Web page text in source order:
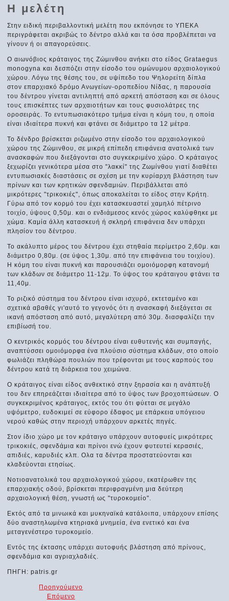
Η μελέτη
Στην ειδική περιβαλλοντική μελέτη που εκπόνησε το ΥΠΕΚΑ
περιγράφεται ακριβώς το δέντρο αλλά και τα όσα προβλέπεται να
γίνουν ή οι απαγορεύσεις.
Ο αιωνόβιος κράταιγος της Ζώμινθου ανήκει στο είδος Grataegus
monogyna και δεσπόζει στην είσοδο του ομώνυμου αρχαιολογικού
χώρου. Λόγω της θέσης του, σε υψίπεδο του Ψηλορείτη δίπλα
στον επαρχιακό δρόμο Ανωγείων-οροπεδίου Νίδας, η παρουσία
του δέντρου γίνεται αντιληπτή από αρκετή απόσταση και σε όλους
τους επισκέπτες των αρχαιοτήτων και τους φυσιολάτρες της
οροσειράς. Το εντυπωσιακότερο τμήμα είναι η κόμη του, η οποία
είναι ιδιαίτερα πυκνή και φτάνει σε διάμετρο τα 12 μέτρα.
Το δένδρο βρίσκεται ριζωμένο στην είσοδο του αρχαιολογικού
χώρου της Ζώμινθου, σε μικρή επίπεδη επιφάνεια ανατολικά των
ανασκαφών που διεξάγονται στο συγκεκριμένο χώρο. Ο κράταιγος
ξεχωρίζει γενικότερα μέσα στο "λακκί" της Ζωμίνθου γιατί διαθέτει
εντυπωσιακές διαστάσεις σε σχέση με την κυρίαρχη βλάστηση των
πρίνων και των κρητικών σφενδαμιών. Περιβάλλεται από
μικρότερες "τρικοκιές", όπως αποκαλείται το είδος στην Κρήτη.
Γύρω από τον κορμό του έχει κατασκευαστεί χαμηλό πέτρινο
τοιχίο, ύψους 0,50μ. και ο ενδιάμεσος κενός χώρος καλύφθηκε με
χώμα. Καμία άλλη κατασκευή ή σκληρή επιφάνεια δεν υπάρχει
πλησίον του δέντρου.
Το ακάλυπτο μέρος του δέντρου έχει στηθαία περίμετρο 2,60μ. και
διάμετρο 0,80μ. (σε ύψος 1,30μ. από την επιφάνεια του τοιχίου).
Η κόμη του είναι πυκνή και παρουσιάζει ομοιόμορφη κατανομή
των κλάδων σε διάμετρο 11-12μ. Το ύψος του κράταιγου φτάνει τα
11,40μ.
Το ριζικό σύστημα του δέντρου είναι ισχυρό, εκτεταμένο και
σχετικά αβαθές γι'αυτό το γεγονός ότι η ανασκαφή διεξάγεται σε
ικανή απόσταση από αυτό, μεγαλύτερη από 30μ. διασφαλίζει την
επιβίωσή του.
Ο κεντρικός κορμός του δέντρου είναι ευθυτενής και συμπαγής,
αναπτύσσει ομοιόμορφα ένα πλούσιο σύστημα κλάδων, στο οποίο
φωλιάζει πληθώρα πουλιών που τρέφονται με τους καρπούς του
δέντρου κατά τη διάρκεια του χειμώνα.
Ο κράταιγος είναι είδος ανθεκτικό στην ξηρασία και η ανάπτυξή
του δεν επηρεάζεται ιδιαίτερα από το ύψος των βροχοπτώσεων. Ο
συγκεκριμένος κράταιγος, εκτός του ότι φύεται σε μεγάλο
υψόμετρο, ευδοκιμεί σε εύφορο έδαφος με επάρκεια υπόγειου
νερού καθώς στην περιοχή υπάρχουν αρκετές πηγές.
Στον ίδιο χώρο με τον κράταιγο υπάρχουν αυτοφυείς μικρότερες
τρικοκιές, σφενδάμια και πρίνοι ενώ έχουν φυτευτεί κερασιές,
απιδιές, καρυδιές κλπ. Ολα τα δέντρα προστατεύονται και
κλαδεύονται ετησίως.
Νοτιοανατολικά του αρχαιολογικού χώρου, εκατέρωθεν της
επαρχιακής οδού, βρίσκεται περιφραγμένη μια δεύτερη
αρχαιολογική θέση, γνωστή ως "τυροκομείο".
Εκτός από τα μινωικά και μυκηναϊκά κατάλοιπα, υπάρχουν επίσης
δύο αναστηλωμένα κτηριακά μνημεία, ένα ενετικό και ένα
μεταγενέστερο τυροκομείο.
Εντός της έκτασης υπάρχει αυτοφυής βλάστηση από πρίνους,
σφενδάμια και αγριαχλαδιές.
ΠΗΓΗ: patris.gr
Προηγούμενο
Επόμενο